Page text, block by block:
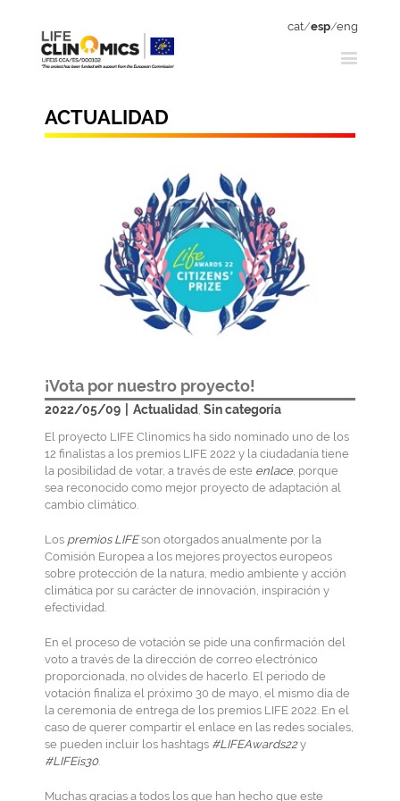
cat/esp/eng
ACTUALIDAD
¡Vota por nuestro proyecto!
2022/05/09 Actualidad Sin categoría
El proyecto LIFE Clinomics ha sido nominado uno de los
12 finalistas a los premios LIFE 2022 y la ciudadanía tiene
la posibilidad de votar, a través de este enlace, porque
sea reconocido como mejor proyecto de adaptación al
cambio climático.
Los premios LIFEson otorgados anualmente por la
Comisión Europea a los mejores proyectos europeos
sobre protección de la natura, medio ambiente y acción
climática por su carácter de innovación, inspiración y
efectividad.
En el proceso de votación se pide una confirmación del
voto a través de la dirección de correo electrónico
proporcionada, no olvides de hacerlo. El periodo de
votación finaliza el próximo 30 de mayo, el mismo día de
la ceremonia de entrega de los premios LIFE 2022. En el
caso de querer compartir el enlace en las redes sociales,
se pueden incluir los hashtags #LIFEAwards22y
#LIFEis30.
Muchas gracias a todos los que han hecho que este